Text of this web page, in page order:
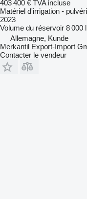
403 400 € TVA incluse
Matériel d'irrigation -
2023
Volume du réservoir 8 000 l
Allemagne, Kunde
Merkantil Export-Import
Contacter le vendeur